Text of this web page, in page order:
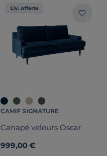
Liv. offerte
CAMIF SIGNATURE
Canapé velours Oscar
999,00 €